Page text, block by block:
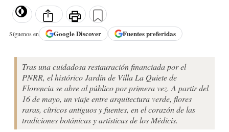
Síguenos en GoogleDiscover Fuentes preferidas
Tras una cuidadosa restauración financiada por el
PNRR, el histórico Jardín de Villa La Quiete de
Florencia se abre al público por primera vez. A partir del
16 de mayo, un viaje entre arquitectura verde, flores
raras, cítricos antiguos y fuentes, en el corazón de las
tradiciones botánicas y artísticas de los Médicis.